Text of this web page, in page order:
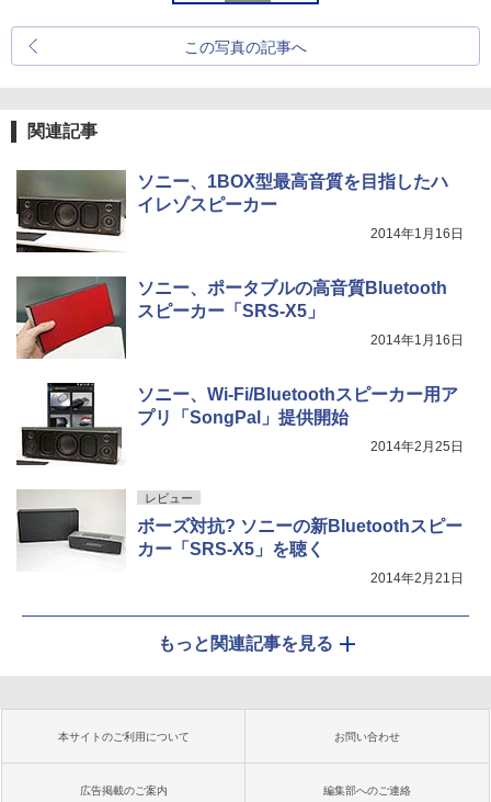
この写真の記事へ
関連記事
ソニー、1BOX型最高音質を目指したハ
イレゾスピーカー
2014年1月16日
ソニー、ポータブルの高音質Bluetooth
スピーカー「SRS-X5」
2014年1月16日
ソニー、Wi-Fi/Bluetoothスピーカー用ア
プリ「SongPal」提供開始
2014年2月25日
レビュー
ボーズ対抗? ソニーの新Bluetoothスピー
カー「SRS-X5」を聴く
2014年2月21日
もっと関連記事を見る
本サイトのご利用について お問い合わせ
広告掲載のご案内 編集部へのご連絡